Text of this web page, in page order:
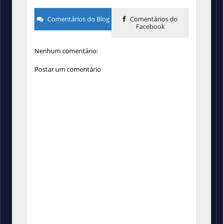
Comentários do Blog
Comentários do
Facebook
Nenhum comentário:
Postar um comentário